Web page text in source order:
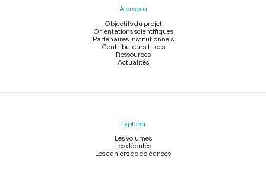
À propos
Objectifs du projet
Orientations scientifiques
Partenaires institutionnels
Contributeurs-trices
Ressources
Actualités
Explorer
Les volumes
Les députés
Les cahiers de doléances